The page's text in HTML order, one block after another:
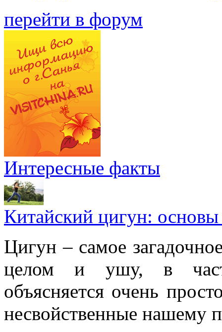
перейти в форум
Интересные факты
Китайский цигун:
Цигун – самое
целом и ушу, в
объясняется очень
несвойственные нашему